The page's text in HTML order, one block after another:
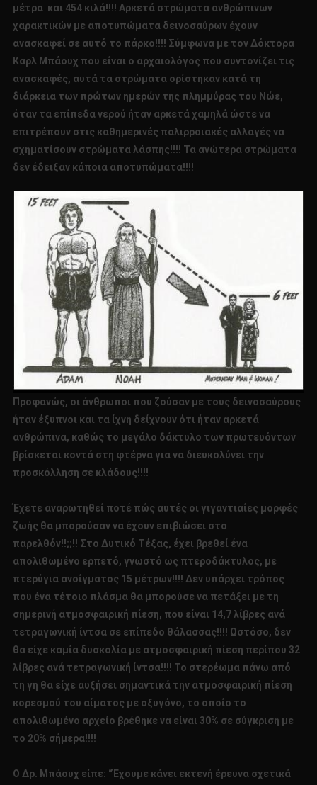
μέτρα και 454 κιλά!!!! Αρκετά στρώματα ανθρώπινων
χαρακτικών με αποτυπώματα δεινοσαύρων έχουν
ανασκαφεί σε αυτό το πάρκο!!!! Σύμφωνα με τον Δόκτορα
Καρλ Μπάουχ που είναι ο αρχαιολόγος που συντονίζει τις
ανασκαφές, αυτά τα στρώματα ορίστηκαν κατά τη
διάρκεια των πρώτων ημερών της πλημμύρας του Νώε,
όταν τα επίπεδα νερού ήταν αρκετά χαμηλά ώστε να
επιτρέπουν στις καθημερινές παλιρροιακές αλλαγές να
σχηματίσουν στρώματα λάσπης!!!! Τα ανώτερα στρώματα
δεν έδειξαν κάποια αποτυπώματα!!!!
Προφανώς, οι άνθρωποι που ζούσαν με τους δεινοσαύρους
ήταν έξυπνοι και τα ίχνη δείχνουν ότι ήταν αρκετά
ανθρώπινα, καθώς το μεγάλο δάκτυλο των πρωτευόντων
βρίσκεται κοντά στη φτέρνα για να διευκολύνει την
προσκόλληση σε κλάδους!!!!
Έχετε αναρωτηθεί ποτέ πώς αυτές οι γιγαντιαίες μορφές
ζωής θα μπορούσαν να έχουν επιβιώσει στο
παρελθόν!!;;!! Στο Δυτικό Τέξας, έχει βρεθεί ένα
απολιθωμένο ερπετό, γνωστό ως πτεροδάκτυλος, με
πτερύγια ανοίγματος 15 μέτρων!!!! Δεν υπάρχει τρόπος
που ένα τέτοιο πλάσμα θα μπορούσε να πετάξει με τη
σημερινή ατμοσφαιρική πίεση, που είναι 14,7 λίβρες ανά
τετραγωνική ίντσα σε επίπεδο θάλασσας!!!! Ωστόσο, δεν
θα είχε καμία δυσκολία με ατμοσφαιρική πίεση περίπου 32
λίβρες ανά τετραγωνική ίντσα!!!! Το στερέωμα πάνω από
τη γη θα είχε αυξήσει σημαντικά την ατμοσφαιρική πίεση
κορεσμού του αίματος με οξυγόνο, το οποίο το
απολιθωμένο αρχείο βρέθηκε να είναι 30% σε σύγκριση με
το 20% σήμερα!!!!
Ο Δρ. Μπάουχ είπε: “Έχουμε κάνει εκτενή έρευνα σχετικά